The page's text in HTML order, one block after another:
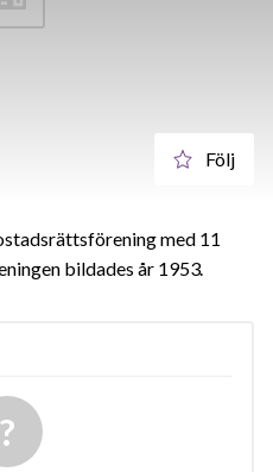
Följ
med 11
bildades år 1953